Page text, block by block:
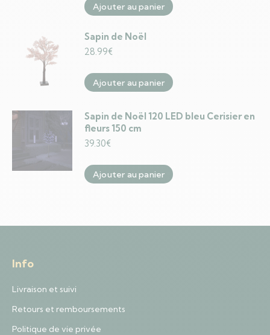
Ajouter au panier
Sapin de Noël
28.99€
Ajouter au panier
Sapin de Noël 120 LED bleu Cerisier en
fleurs 150 cm
39.30€
Ajouter au panier
Info
Livraison et suivi
Retours et remboursements
Politique de vie privée